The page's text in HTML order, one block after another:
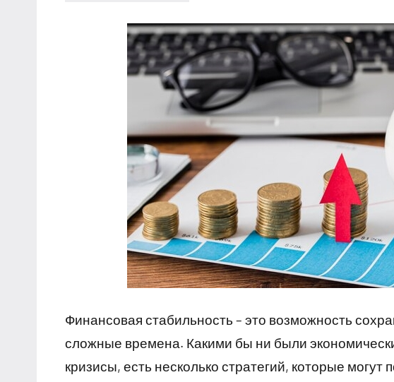
Финансовая стабильность – это возможность
сложные времена. Какими бы ни были
кризисы, есть несколько стратегий, которые